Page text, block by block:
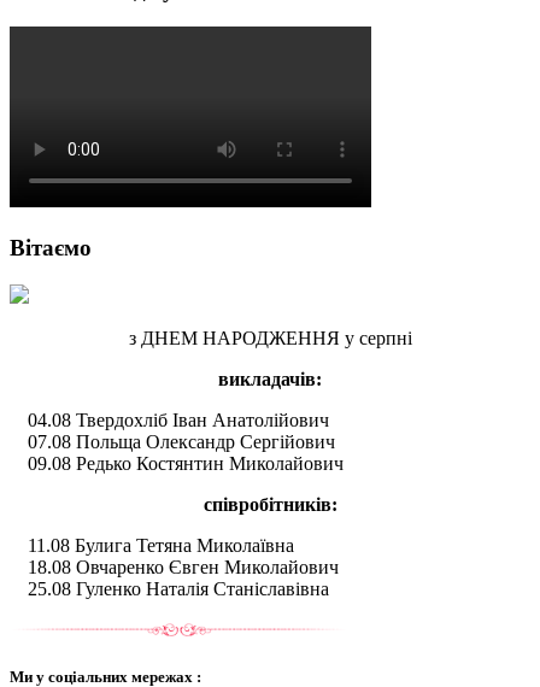
Вітаємо
з ДНЕМ НАРОДЖЕННЯ у серпні
викладачів:
04.08 Твердохліб Іван Анатолійович
07.08 Польща Олександр Сергійович
09.08 Редько Костянтин Миколайович
співробітників:
11.08 Булига Тетяна Миколаївна
18.08 Овчаренко Євген Миколайович
25.08 Гуленко Наталія Станіславівна
Ми у соціальних мережах :